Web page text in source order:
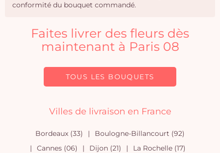
conformité du bouquet commandé.
Faites livrer des fleurs dès
maintenant à Paris 08
TOUS LES BOUQUETS
Villes de livraison en France
Bordeaux (33)
Boulogne-Billancourt (92)
Cannes (06)
Dijon (21)
La Rochelle (17)